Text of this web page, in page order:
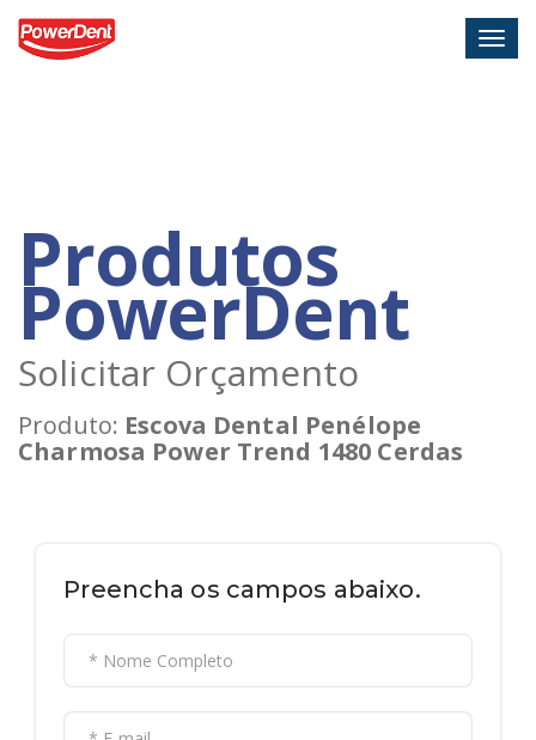
Produtos
PowerDent
Solicitar Orçamento
Produto: Escova Dental Penélope
Charmosa Power Trend 1480 Cerdas
Preencha os campos abaixo.